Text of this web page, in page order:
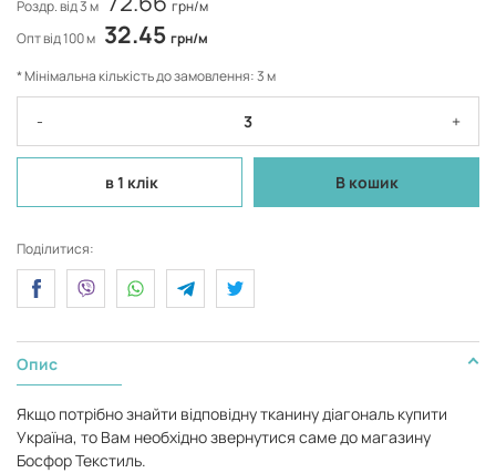
Роздр. від 3 м
грн/м
Опт від 100 м 32.45 грн/м
* Мінімальна кількість до замовлення: 3 м
- +
в 1 клік В кошик
Поділитися:
Опис
Якщо потрібно знайти відповідну тканину діагональ купити
Україна, то Вам необхідно звернутися саме до магазину
Босфор Текстиль.